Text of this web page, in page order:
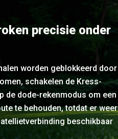
precisie onder
worden geblokkeerd door
schakelen de Kress-
de dode-rekenmodus om een
te behouden, totdat er weer
beschikbaar